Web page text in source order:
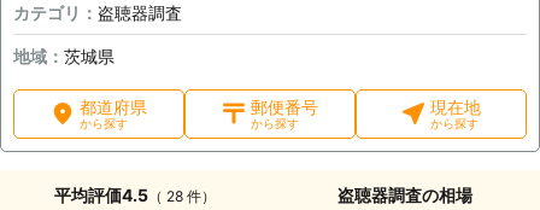
カテゴリ： 盗聴器調査
地域： 茨城県
都道府県
から探す
郵便番号
から探す
現在地
から探す
平均評価4.5 （ 28 件） 盗聴器調査の相場